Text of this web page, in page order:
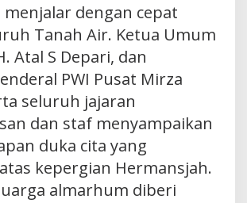
menjalar dengan cepat
Tanah Air. Ketua Umum
Atal S Depari, dan
PWI Pusat Mirza
seluruh jajaran
dan staf menyampaikan
duka cita yang
kepergian Hermansjah.
almarhum diberi